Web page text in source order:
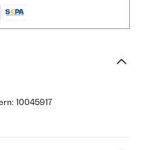
10045917